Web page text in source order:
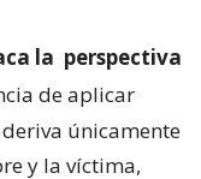
la perspectiva
de aplicar
únicamente
y la víctima,